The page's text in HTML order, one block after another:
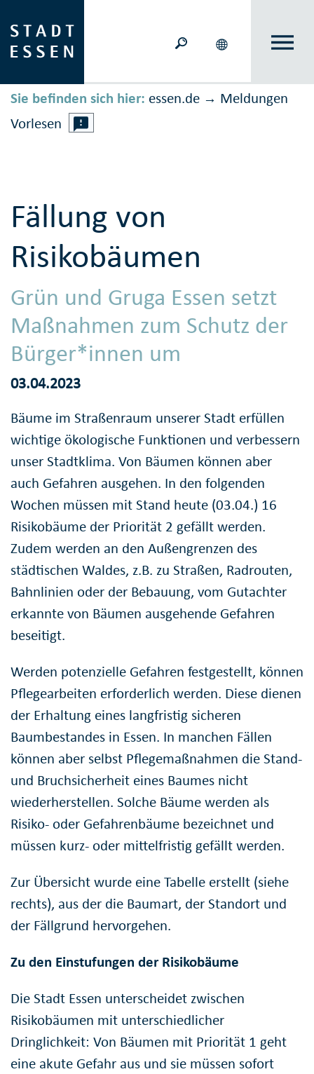
Sie befinden sich hier: essen.de → Meldungen
Vorlesen
Fällung von
Risikobäumen
Grün und Gruga Essen setzt
Maßnahmen zum Schutz der
Bürger*innen um
03.04.2023
Bäume im Straßenraum unserer Stadt erfüllen
wichtige ökologische Funktionen und verbessern
unser Stadtklima. Von Bäumen können aber
auch Gefahren ausgehen. In den folgenden
Wochen müssen mit Stand heute (03.04.) 16
Risikobäume der Priorität 2 gefällt werden.
Zudem werden an den Außengrenzen des
städtischen Waldes, z.B. zu Straßen, Radrouten,
Bahnlinien oder der Bebauung, vom Gutachter
erkannte von Bäumen ausgehende Gefahren
beseitigt.
Werden potenzielle Gefahren festgestellt, können
Pflegearbeiten erforderlich werden. Diese dienen
der Erhaltung eines langfristig sicheren
Baumbestandes in Essen. In manchen Fällen
können aber selbst Pflegemaßnahmen die Stand-
und Bruchsicherheit eines Baumes nicht
wiederherstellen. Solche Bäume werden als
Risiko- oder Gefahrenbäume bezeichnet und
müssen kurz- oder mittelfristig gefällt werden.
Zur Übersicht wurde eine Tabelle erstellt (siehe
rechts), aus der die Baumart, der Standort und
der Fällgrund hervorgehen.
Zu den Einstufungen der Risikobäume
Die Stadt Essen unterscheidet zwischen
Risikobäumen mit unterschiedlicher
Dringlichkeit: Von Bäumen mit Priorität 1 geht
eine akute Gefahr aus und sie müssen sofort